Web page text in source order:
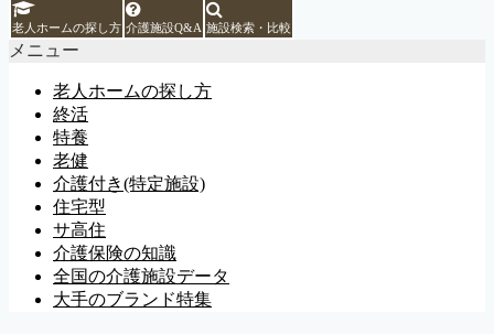
老人ホームの探し方 介護施設Q&A 施設検索・比較
メニュー
老人ホームの探し方
終活
特養
老健
介護付き(特定施設)
住宅型
サ高住
介護保険の知識
全国の介護施設データ
大手のブランド特集